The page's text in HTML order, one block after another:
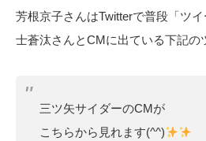
芳根京子さんはTwitterで普段「ツ
士蒼汰さんとCMに出ている下記の
三ツ矢サイダーのCMが
こちらから見れます(^^)